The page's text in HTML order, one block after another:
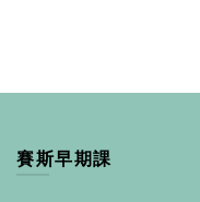
賽斯早期課